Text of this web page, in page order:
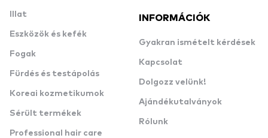
Illat
Eszközök és kefék
Fogak
Fürdés és testápolás
Koreai kozmetikumok
Sérült termékek
Professional hair care
INFORMÁCIÓK
Gyakran ismételt kérdések
Kapcsolat
Dolgozz velünk!
Ajándékutalványok
Rólunk